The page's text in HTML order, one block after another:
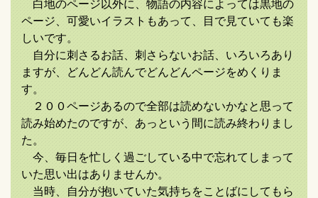
白地のページ以外に、物語の内容によっては黒地の
ページ、可愛いイラストもあって、目で見ていても楽
しいです。
自分に刺さるお話、刺さらないお話、いろいろあり
ますが、どんどん読んでどんどんページをめくりま
す。
２００ページあるので全部は読めないかなと思って
読み始めたのですが、あっという間に読み終わりまし
た。
今、毎日を忙しく過ごしている中で忘れてしまって
いた思い出はありませんか。
当時、自分が抱いていた気持ちをことばにしてもら